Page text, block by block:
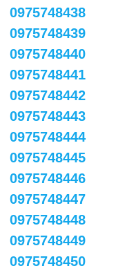
0975748438
0975748439
0975748440
0975748441
0975748442
0975748443
0975748444
0975748445
0975748446
0975748447
0975748448
0975748449
0975748450